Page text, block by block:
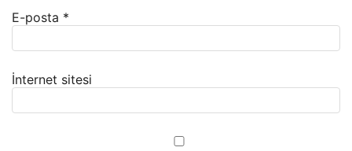
E-posta *
İnternet sitesi